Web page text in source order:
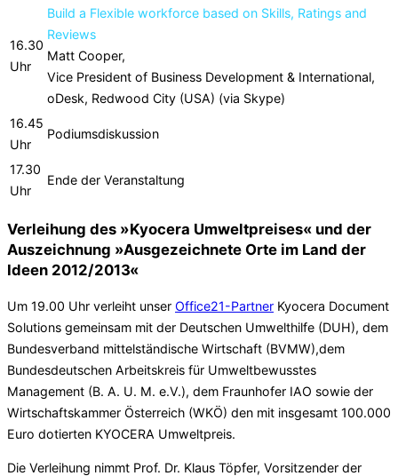
16.30
Uhr
Build a Flexible workforce based on Skills, Ratings and
Reviews
Matt Cooper,
Vice President of Business Development & International,
oDesk, Redwood City (USA) (via Skype)
16.45
Uhr
Podiumsdiskussion
17.30
Uhr
Ende der Veranstaltung
Verleihung des »Kyocera Umweltpreises« und der
Auszeichnung »Ausgezeichnete Orte im Land der
Ideen 2012/2013«
Um 19.00 Uhr verleiht unser Office21-Partner Kyocera Document
Solutions gemeinsam mit der Deutschen Umwelthilfe (DUH), dem
Bundesverband mittelständische Wirtschaft (BVMW),dem
Bundesdeutschen Arbeitskreis für Umweltbewusstes
Management (B. A. U. M. e.V.), dem Fraunhofer IAO sowie der
Wirtschaftskammer Österreich (WKÖ) den mit insgesamt 100.000
Euro dotierten KYOCERA Umweltpreis.
Die Verleihung nimmt Prof. Dr. Klaus Töpfer, Vorsitzender der